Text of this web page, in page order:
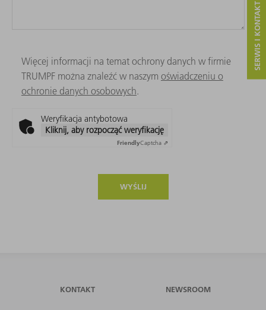
Więcej informacji na temat ochrony danych w firmie
TRUMPF można znaleźć w naszym oświadczeniu o
ochronie danych osobowych.
Weryfikacja antybotowa
Kliknij, aby rozpocząć weryfikację
FriendlyCaptcha ⇗
WYŚLIJ
SERWIS I KONTAKT
KONTAKT NEWSROOM